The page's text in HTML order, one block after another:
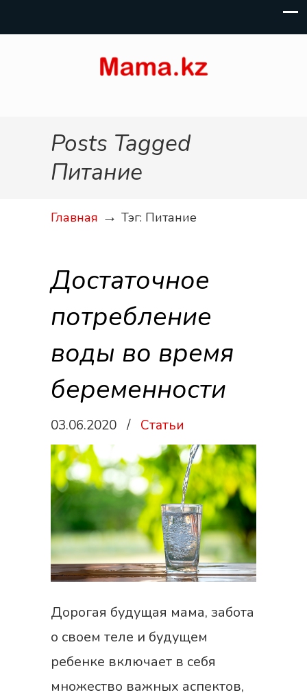
Posts Tagged
Питание
Главная → Тэг: Питание
Достаточное
потребление
воды во время
беременности
03.06.2020 / Статьи
Дорогая будущая мама, забота
о своем теле и будущем
ребенке включает в себя
множество важных аспектов,